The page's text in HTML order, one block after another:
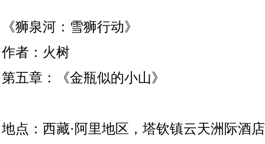
《狮泉河：雪狮行动》
作者：火树
第五章：《金瓶似的小山》
地点：西藏·阿里地区，塔钦镇云天洲际酒店